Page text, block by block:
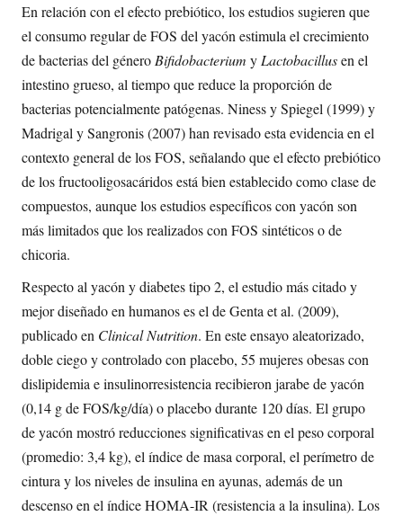
En relación con el efecto prebiótico, los estudios sugieren que
el consumo regular de FOS del yacón estimula el crecimiento
de bacterias del género Bifidobacterium y Lactobacillusen el
intestino grueso, al tiempo que reduce la proporción de
bacterias potencialmente patógenas. Niness y Spiegel (1999) y
Madrigal y Sangronis (2007) han revisado esta evidencia en el
contexto general de los FOS, señalando que el efecto prebiótico
de los fructooligosacáridos está bien establecido como clase de
compuestos, aunque los estudios específicos con yacón son
más limitados que los realizados con FOS sintéticos o de
chicoria.
Respecto al yacón y diabetes tipo 2, el estudio más citado y
mejor diseñado en humanos es el de Genta et al. (2009),
publicado en Clinical Nutrition. En este ensayo aleatorizado,
doble ciego y controlado con placebo, 55 mujeres obesas con
dislipidemia e insulinorresistencia recibieron jarabe de yacón
(0,14 g de FOS/kg/día) o placebo durante 120 días. El grupo
de yacón mostró reducciones significativas en el peso corporal
(promedio: 3,4 kg), el índice de masa corporal, el perímetro de
cintura y los niveles de insulina en ayunas, además de un
descenso en el índice HOMA-IR (resistencia a la insulina). Los